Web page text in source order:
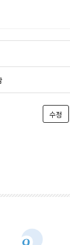
수정